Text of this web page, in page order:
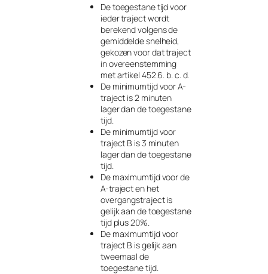
De toegestane tijd voor
ieder traject wordt
berekend volgens de
gemiddelde snelheid,
gekozen voor dat traject
in overeenstemming
met artikel 452.6. b. c. d.
De minimumtijd voor A-
traject is 2 minuten
lager dan de toegestane
tijd.
De minimumtijd voor
traject B is 3 minuten
lager dan de toegestane
tijd.
De maximumtijd voor de
A-traject en het
overgangstraject is
gelijk aan de toegestane
tijd plus 20%.
De maximumtijd voor
traject B is gelijk aan
tweemaal de
toegestane tijd.